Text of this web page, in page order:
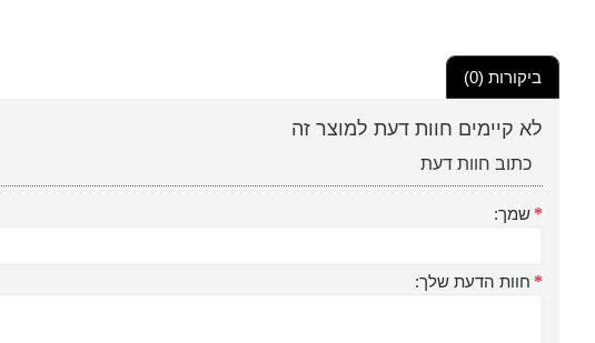
ביקורות (0)
לא קיימים חוות דעת למוצר זה
כתוב חוות דעת
שמך:
חוות הדעת שלך: